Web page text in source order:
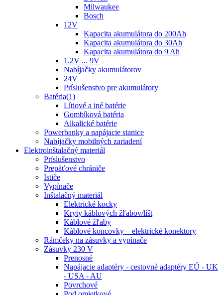
Milwaukee
Bosch
12V
Kapacita akumulátora do 200Ah
Kapacita akumulátora do 30Ah
Kapacita akumulátora do 9 Ah
1.2V ... 9V
Nabíjačky akumulátorov
24V
Príslušenstvo pre akumulátory
Batéria(1)
Lítiové a iné batérie
Gombíková batéria
Alkalické batérie
Powerbanky a napájacie stanice
Nabíjačky mobilných zariadení
Elektroinštalačný materiál
Príslušenstvo
Prepäťové chrániče
Ističe
Vypínače
Inštalačný materiál
Elektrické kocky
Kryty káblových žľabov/líšt
Káblové žľaby
Káblové koncovky – elektrické konektory
Rámčeky na zásuvky a vypínače
Zásuvky 230 V
Prenosné
Napájacie adaptéry - cestovné adaptéry EÚ - UK
- USA - AU
Povrchové